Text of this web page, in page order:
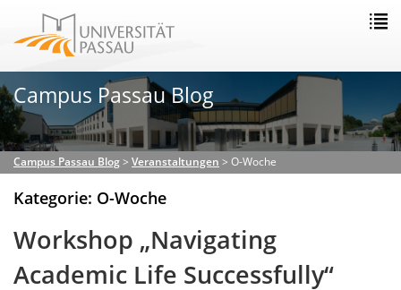
Campus Passau Blog
Campus Passau Blog> Veranstaltungen > O-Woche
Kategorie: O-Woche
Workshop „Navigating
Academic Life Successfully“